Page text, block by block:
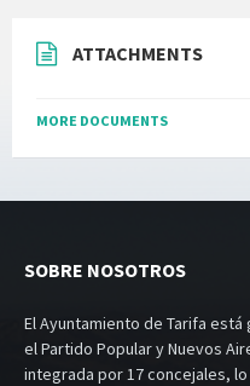
ATTACHMENTS
MORE DOCUMENTS
SOBRE NOSOTROS
El Ayuntamiento de Tarifa
el Partido Popular y Nuevos
integrada por 17 concejales,